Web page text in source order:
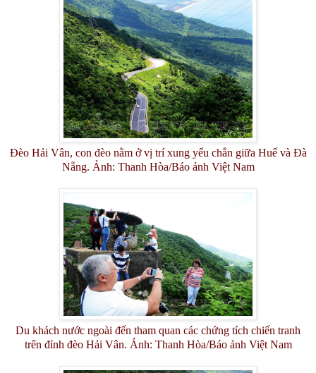
Đèo Hải Vân, con đèo nằm ở vị trí xung yếu chắn giữa Huế và Đà
Nẵng. Ảnh: Thanh Hòa/Báo ảnh Việt Nam
Du khách nước ngoài đến tham quan các chứng tích chiến tranh
trên đỉnh đèo Hải Vân. Ảnh: Thanh Hòa/Báo ảnh Việt Nam